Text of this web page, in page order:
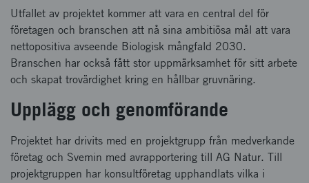
Utfallet av projektet kommer att vara en central del för
företagen och branschen att nå sina ambitiösa mål att vara
nettopositiva avseende Biologisk mångfald 2030.
Branschen har också fått stor uppmärksamhet för sitt arbete
och skapat trovärdighet kring en hållbar gruvnäring.
Upplägg och genomförande
Projektet har drivits med en projektgrupp från medverkande
företag och Svemin med avrapportering till AG Natur. Till
projektgruppen har konsultföretag upphandlats vilka i